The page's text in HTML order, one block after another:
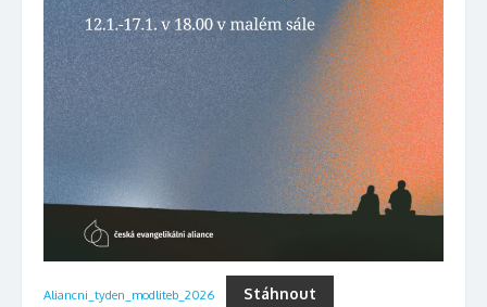
Aliancni_tyden_modliteb_2026 Stáhnout